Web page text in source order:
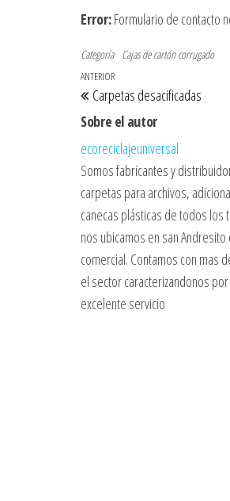
Error:Formulario de contacto
Categoría Cajas de cartón corrugado
Navegación de
Entrada anterior
ANTERIOR
Carpetas desacificadas
Sobre el autor
ecoreciclajeuniversal
Somos fabricantes y
carpetas para archivos,
canecas plásticas de todos los
nos ubicamos en san
comercial. Contamos con mas
el sector caracterizandonos
excelente servicio